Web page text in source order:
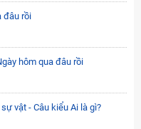
đâu rồi
hôm qua đâu rồi
vật - Câu kiểu Ai là gì?